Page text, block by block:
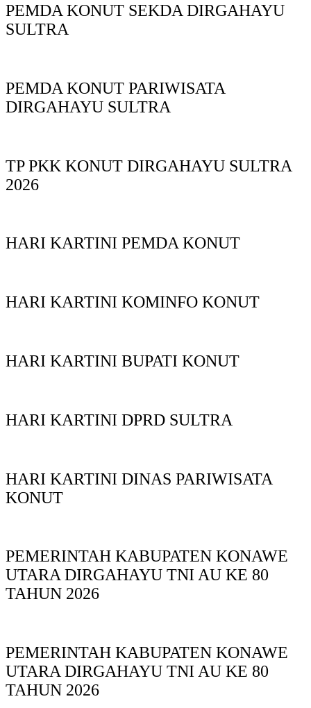
PEMDA KONUT SEKDA DIRGAHAYU
SULTRA
PEMDA KONUT PARIWISATA
DIRGAHAYU SULTRA
TP PKK KONUT DIRGAHAYU SULTRA
2026
HARI KARTINI PEMDA KONUT
HARI KARTINI KOMINFO KONUT
HARI KARTINI BUPATI KONUT
HARI KARTINI DPRD SULTRA
HARI KARTINI DINAS PARIWISATA
KONUT
PEMERINTAH KABUPATEN KONAWE
UTARA DIRGAHAYU TNI AU KE 80
TAHUN 2026
PEMERINTAH KABUPATEN KONAWE
UTARA DIRGAHAYU TNI AU KE 80
TAHUN 2026